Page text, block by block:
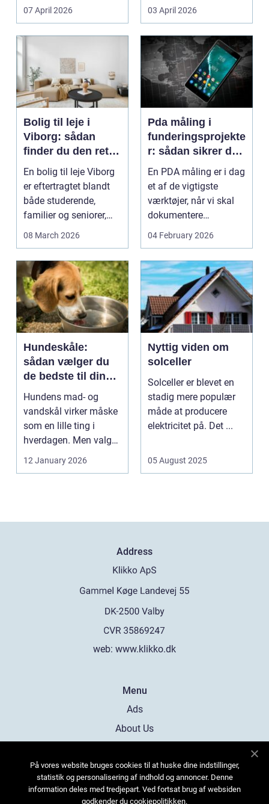
07 April 2026
Litauen er et n...
03 April 2026
Bolig til leje i
Viborg: sådan
finder du den rette
lejlighed
En bolig til leje Viborg
er eftertragtet blandt
både studerende,
familier og seniorer,
fordi b...
08 March 2026
Pda måling i
funderingsprojekte
r: sådan sikrer du
dokumenteret
bæreevne
En PDA måling er i dag
et af de vigtigste
værktøjer, når vi skal
dokumentere
bæreevnen af pæle til
04 February 2026
Hundeskåle:
sådan vælger du
de bedste til din
hund
Hundens mad- og
vandskål virker måske
som en lille ting i
hverdagen. Men valg
af sk&arin...
12 January 2026
Nyttig viden om
solceller
Solceller er blevet en
stadig mere populær
måde at producere
elektricitet på. Det ...
05 August 2025
Address
web: www.klikko.dk
Menu
Ads
About Us
Contact
Sitemap
På vores website bruges cookies til at huske dine indstillinger,
statistik og personalisering af indhold og annoncer. Denne
information deles med tredjepart. Ved fortsat brug af websiden
godkender du cookiepolitikken.